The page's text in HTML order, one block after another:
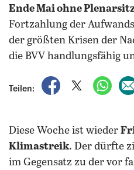
Ende Mai ohne
Fortzahlung der
der größten Krisen der
die BVV handlungsfähig
Teilen:
auf Facebook
auf X teilen
per
Diese Woche ist wieder
Klimastreik. Der dürfte
im Gegensatz zu der vor